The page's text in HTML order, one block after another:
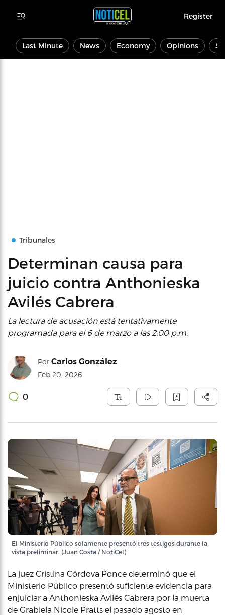
Register
Last Minute News Economy Opinions
Tribunales
Determinan causa para
juicio contra Anthonieska
Avilés Cabrera
La lectura de acusación está tentativamente
programada para el 6 de marzo a las 2:00 p.m.
Por Carlos González
Feb 20, 2026
0
El Ministerio Público solamente presentó tres testigos durante la
vista preliminar. (Juan Costa / NotiCel)
La juez Cristina Córdova Ponce determinó que el
Ministerio Público presentó suficiente evidencia para
enjuiciar a Anthonieska Avilés Cabrera por la muerta
de Grabiela Nicole Pratts el pasado agosto en